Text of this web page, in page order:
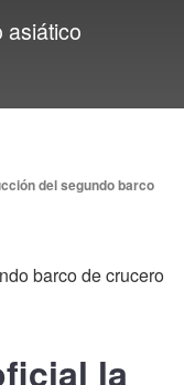
asiático
del segundo barco
la